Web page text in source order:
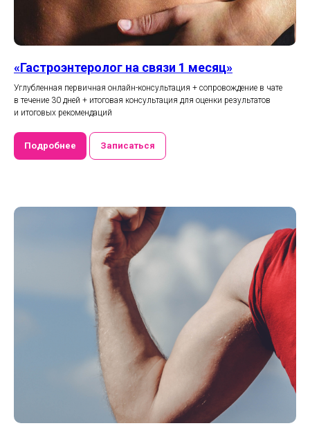
«Гастроэнтеролог на связи 1 месяц»
Углубленная первичная онлайн-консультация + сопровождение в чате
в течение 30 дней + итоговая консультация для оценки результатов
и итоговых рекомендаций
Подробнее Записаться